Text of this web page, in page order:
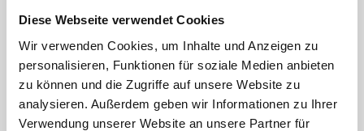
Diese Webseite verwendet Cookies
Wir verwenden Cookies, um Inhalte und Anzeigen zu
personalisieren, Funktionen für soziale Medien anbieten
zu können und die Zugriffe auf unsere Website zu
analysieren. Außerdem geben wir Informationen zu Ihrer
Verwendung unserer Website an unsere Partner für
Box ein eigener Preis. Offcut, Loss und Schnittkosten sind
bei der Preisangabe der Einzelstücke eingerechnet und
erhöhen den reinen Materialpreis des Osmiums.